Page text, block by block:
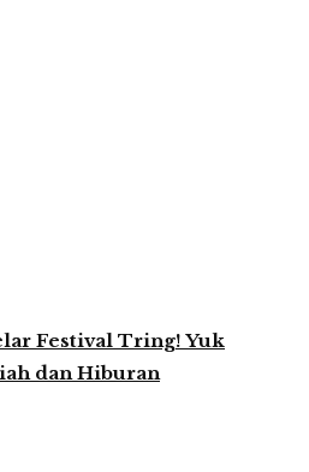
Festival Tring! Yuk
dan Hiburan